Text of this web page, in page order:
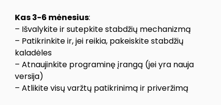
Kas 3-6 mėnesius:
– Išvalykite ir sutepkite stabdžių mechanizmą
– Patikrinkite ir, jei reikia, pakeiskite stabdžių
kaladėles
– Atnaujinkite programinę įrangą (jei yra nauja
versija)
– Atlikite visų varžtų patikrinimą ir priveržimą